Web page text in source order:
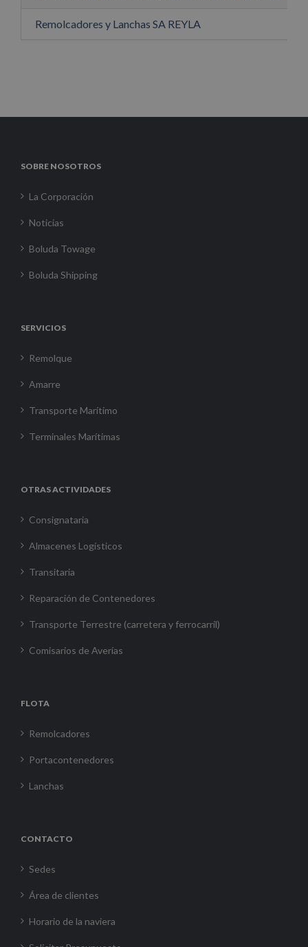
Remolcadores y Lanchas SA REYLA
SOBRE NOSOTROS
La Corporación
Noticias
Boluda Towage
Boluda Shipping
SERVICIOS
Remolque
Amarre
Transporte Marítimo
Terminales Marítimas
OTRAS ACTIVIDADES
Consignataria
Almacenes Logísticos
Transitaria
Reparación de Contenedores
Transporte Terrestre (carretera y ferrocarril)
Comisarios de Averías
FLOTA
Remolcadores
Portacontenedores
Lanchas
CONTACTO
Sedes
Área de clientes
Horario de la naviera